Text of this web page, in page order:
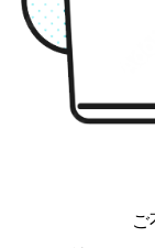
ご